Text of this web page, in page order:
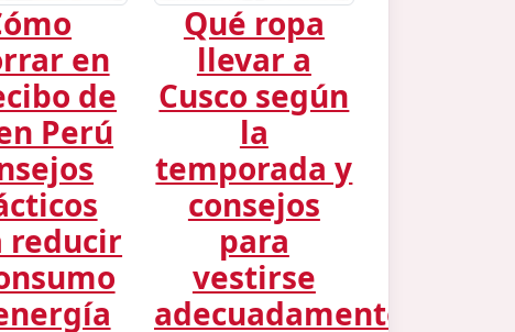
en
de
Perú
reducir
Qué ropa
llevar a
Cusco según
la
temporada y
consejos
para
vestirse
adecuadamente